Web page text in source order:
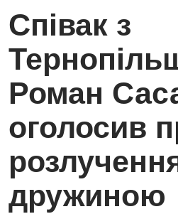
Співак з
Роман
оголосив
дружиною